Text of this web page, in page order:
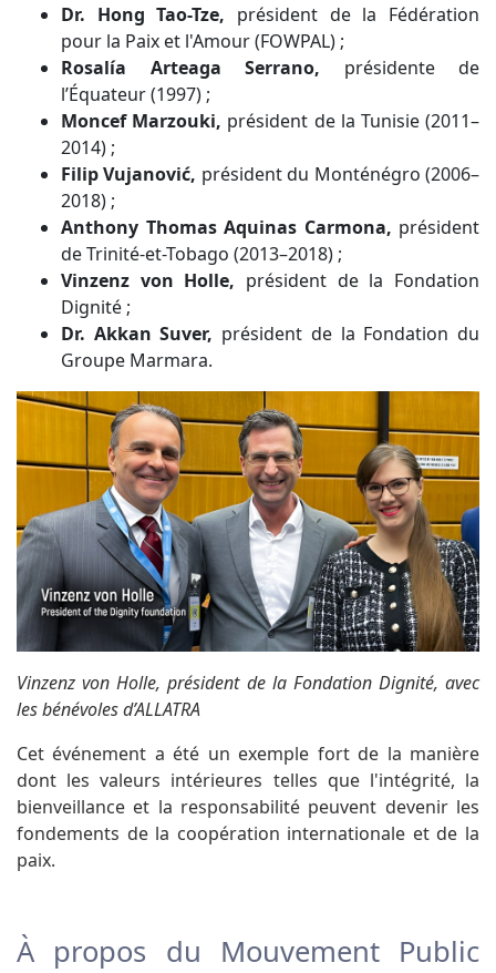
Dr. Hong Tao-Tze, président de la Fédération
pour la Paix et l'Amour (FOWPAL) ;
Rosalía Arteaga Serrano, présidente de
l’Équateur (1997) ;
Moncef Marzouki, président de la Tunisie (2011–
2014) ;
Filip Vujanović, président du Monténégro (2006–
2018) ;
Anthony Thomas Aquinas Carmona, président
de Trinité-et-Tobago (2013–2018) ;
Vinzenz von Holle, président de la Fondation
Dignité ;
Dr. Akkan Suver, président de la Fondation du
Groupe Marmara.
Vinzenz von Holle, président de la Fondation Dignité, avec
les bénévoles d’ALLATRA
Cet événement a été un exemple fort de la manière
dont les valeurs intérieures telles que l'intégrité, la
bienveillance et la responsabilité peuvent devenir les
fondements de la coopération internationale et de la
paix.
À propos du Mouvement Public